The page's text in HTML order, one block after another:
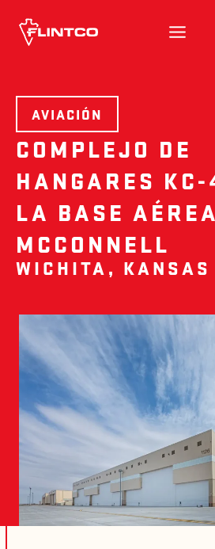
AVIACIÓN
COMPLEJO DE
HANGARES
LA BASE AÉREA
MCCONNELL
WICHITA, KANSAS